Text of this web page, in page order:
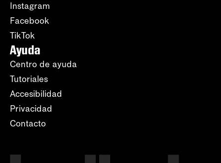
Instagram
Facebook
TikTok
Ayuda
Centro de ayuda
Tutoriales
Accesibilidad
Privacidad
Contacto